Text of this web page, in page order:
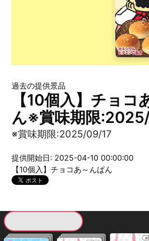
過去の提供景品
【10個入】チョコ
ん※賞味期限
※賞味期限:2025/09/17
提供開始日: 2025-04-10 00:00:00
【10個入】チョコあ～んぱん